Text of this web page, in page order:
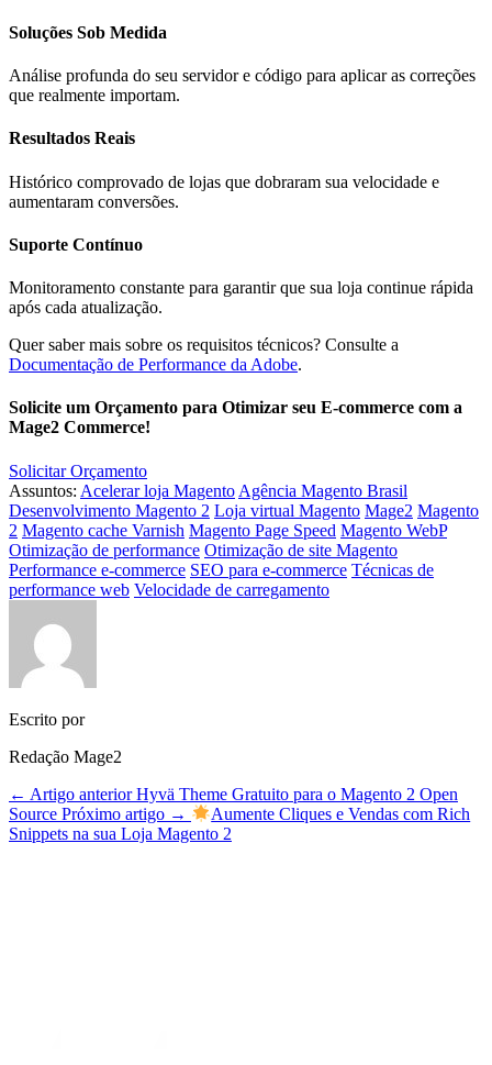
Soluções Sob Medida
Análise profunda do seu servidor e código para aplicar as correções
que realmente importam.
Resultados Reais
Histórico comprovado de lojas que dobraram sua velocidade e
aumentaram conversões.
Suporte Contínuo
Monitoramento constante para garantir que sua loja continue rápida
após cada atualização.
Quer saber mais sobre os requisitos técnicos? Consulte a
Documentação de Performance da Adobe.
Solicite um Orçamento para Otimizar seu E-commerce com a
Mage2 Commerce!
Solicitar Orçamento
Assuntos: Acelerar loja Magento Agência Magento Brasil
Desenvolvimento Magento 2 Loja virtual Magento Mage2 Magento
2 Magento cache Varnish Magento Page Speed Magento WebP
Otimização de performance Otimização de site Magento
Performance e-commerce SEO para e-commerce Técnicas de
performance web Velocidade de carregamento
Escrito por
Redação Mage2
← Artigo anterior Hyvä Theme Gratuito para o Magento 2 Open
Source Próximo artigo →
Aumente Cliques e Vendas com Rich
Snippets na sua Loja Magento 2